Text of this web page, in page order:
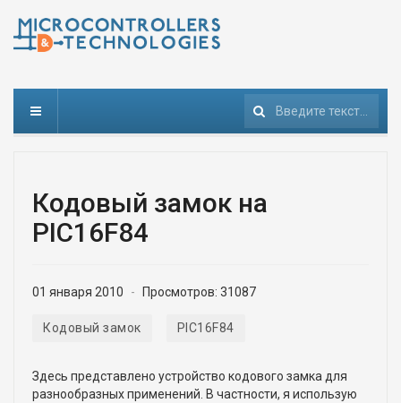
Поиск
Кодовый замок на
PIC16F84
01 января 2010 Просмотров: 31087
Кодовый замок PIC16F84
Здесь представлено устройство кодового замка для
разнообразных применений. В частности, я использую